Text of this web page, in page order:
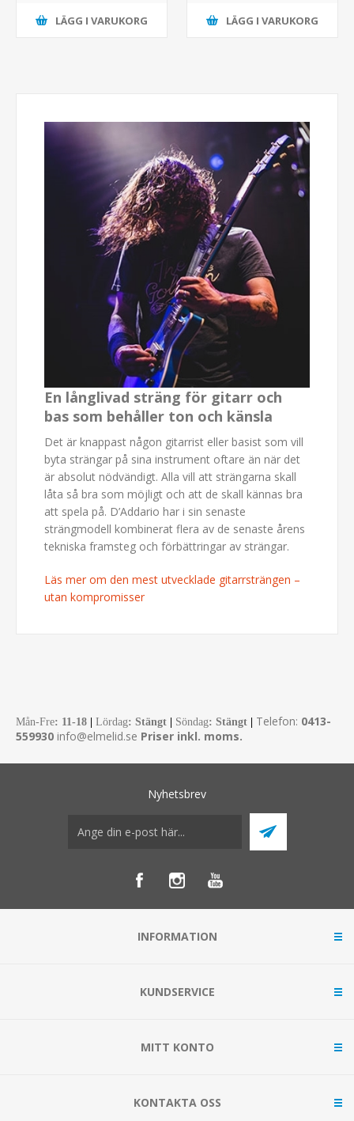
LÄGG I VARUKORG LÄGG I VARUKORG
En långlivad sträng för gitarr och
bas som behåller ton och känsla
Det är knappast någon gitarrist eller basist som vill
byta strängar på sina instrument oftare än när det
är absolut nödvändigt. Alla vill att strängarna skall
låta så bra som möjligt och att de skall kännas bra
att spela på. D’Addario har i sin senaste
strängmodell kombinerat flera av de senaste årens
tekniska framsteg och förbättringar av strängar.
Läs mer om den mest utvecklade gitarrsträngen –
utan kompromisser
Mån-Fre: 11-18 Lördag: Stängt Söndag: Stängt Telefon: 0413-
559930 info@elmelid.se Priser inkl. moms.
Nyhetsbrev
INFORMATION
KUNDSERVICE
MITT KONTO
KONTAKTA OSS